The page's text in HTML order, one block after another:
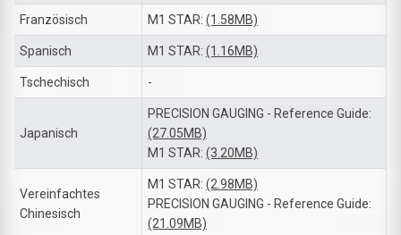
Französisch M1 STAR: (1.58MB)
Spanisch M1 STAR: (1.16MB)
Tschechisch -
Japanisch
PRECISION GAUGING - Reference Guide:
(27.05MB)
M1 STAR: (3.20MB)
Vereinfachtes
Chinesisch
M1 STAR: (2.98MB)
PRECISION GAUGING - Reference Guide:
(21.09MB)